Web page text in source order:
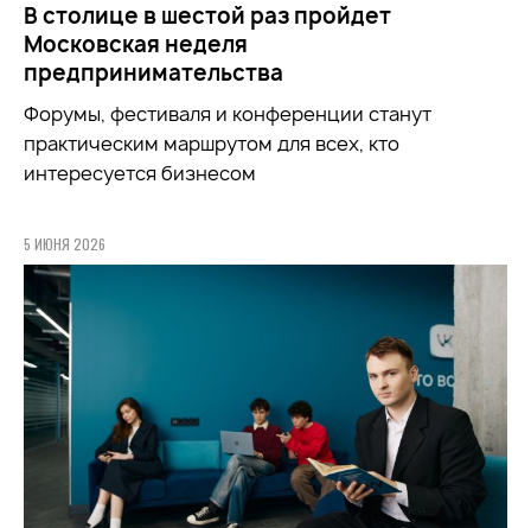
В столице в шестой раз пройдет
Московская неделя
предпринимательства
Форумы, фестиваля и конференции станут
практическим маршрутом для всех, кто
интересуется бизнесом
5 ИЮНЯ 2026